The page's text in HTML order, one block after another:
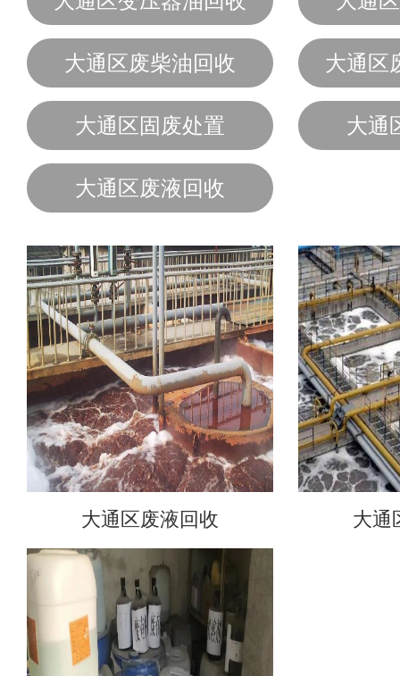
大通区废柴油回收 大通区
大通区固废处置 大通
大通区废液回收
大通区废液回收 大通